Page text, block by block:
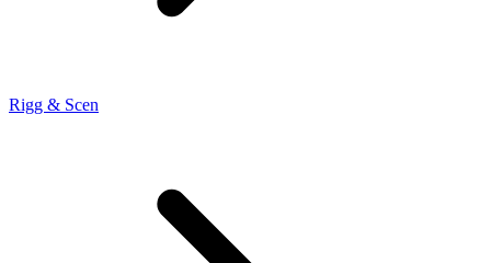
Rigg & Scen